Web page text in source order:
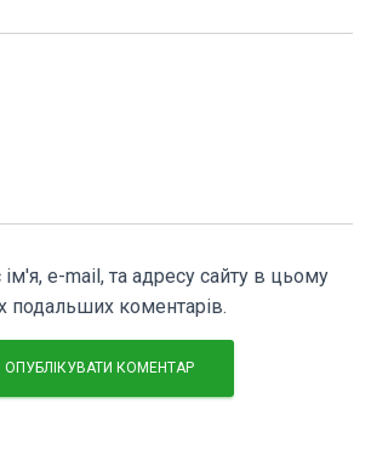
e-mail, та адресу сайту в цьому
подальших коментарів.